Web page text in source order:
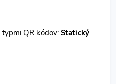
QR kódov: Statický